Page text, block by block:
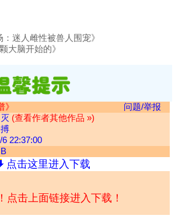
：迷人雌性被兽人围宠》
大脑开始的》
问题/举报
(查看作者其他作品 »)
6 22:37:00
点击这里进入下载
点击上面链接进入下载！